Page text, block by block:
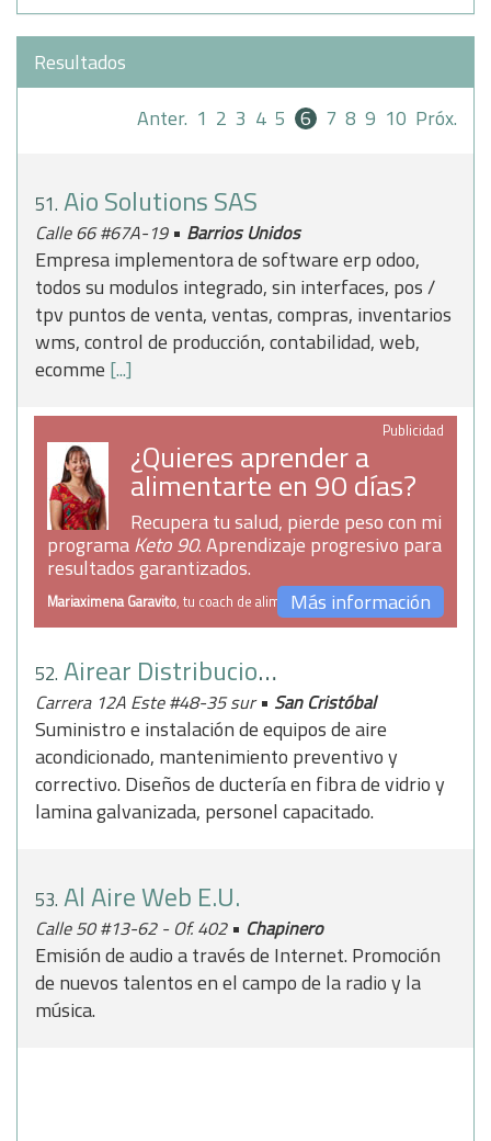
Resultados
Anter. 1 2 3 4 5 6 7 8 9 10 Próx.
51. Aio Solutions SAS
Calle 66 #67A-19 • Barrios Unidos
Empresa implementora de software erp odoo,
todos su modulos integrado, sin interfaces, pos /
tpv puntos de venta, ventas, compras, inventarios
wms, control de producción, contabilidad, web,
ecomme [...]
Publicidad
¿Quieres aprender a
alimentarte en 90 días?
Recupera tu salud, pierde peso con mi
programaKeto 90. Aprendizaje progresivo para
resultados garantizados.
Mariaximena Garavito, tu coach de alimentaciónMás información
52. Airear Distribuciones
Carrera 12A Este #48-35 sur• San Cristóbal
Suministro e instalación de equipos de aire
acondicionado, mantenimiento preventivo y
correctivo. Diseños de ductería en fibra de vidrio y
lamina galvanizada, personel capacitado.
53. Al Aire Web E.U.
Calle 50 #13-62 - Of. 402 • Chapinero
Emisión de audio a través de Internet. Promoción
de nuevos talentos en el campo de la radio y la
música.